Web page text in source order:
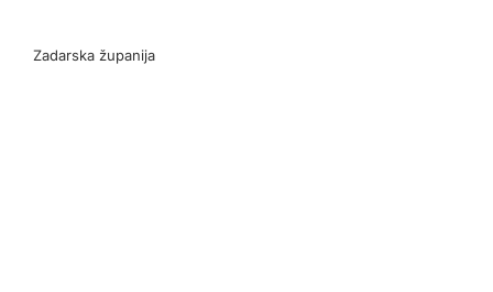
Zadarska županija